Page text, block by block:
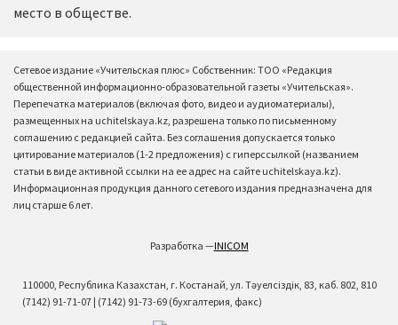
место в обществе.
Сетевое издание «Учительская плюс» Собственник: ТОО «Редакция
общественной информационно-образовательной газеты «Учительская».
Перепечатка материалов (включая фото, видео и аудиоматериалы),
размещенных на uchitelskaya.kz, разрешена только по письменному
соглашению с редакцией сайта. Без соглашения допускается только
цитирование материалов (1-2 предложения) с гиперссылкой (названием
статьи в виде активной ссылки на ее адрес на сайте uchitelskaya.kz).
Информационная продукция данного сетевого издания предназначена для
лиц старше 6 лет.
Разработка —INICOM
110000, Республика Казахстан, г. Костанай, ул. Тәуелсіздік, 83, каб. 802, 810
(7142) 91-71-07 | (7142) 91-73-69 (бухгалтерия, факс)